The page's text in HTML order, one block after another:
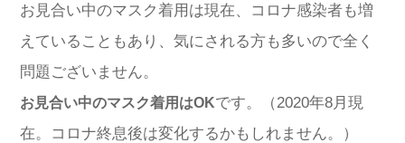
お見合い中のマスク着用は現在、コロナ感染者も増
えていることもあり、気にされる方も多いので全く
問題ございません。
お見合い中のマスク着用はOKです。（2020年8月現
在。コロナ終息後は変化するかもしれません。）